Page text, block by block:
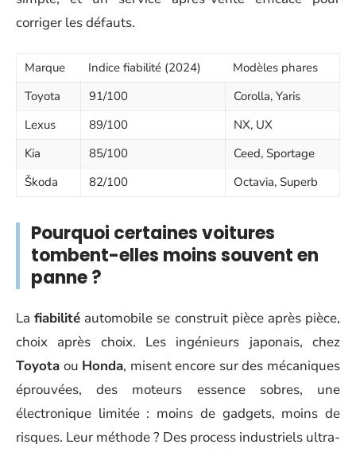
corriger les défauts.
Marque Indice fiabilité (2024)
Modèles phares
Toyota
91/100
Corolla, Yaris
Lexus
89/100
NX, UX
Kia
85/100
Ceed, Sportage
Škoda
82/100 Octavia, Superb
Pourquoi certaines voitures
tombent-elles moins souvent en
panne ?
Lafiabilité automobile se construit pièce après pièce,
choix après choix. Les ingénieurs japonais, chez
Toyota ou Honda, misent encore sur des mécaniques
éprouvées, des moteurs essence sobres, une
électronique limitée : moins de gadgets, moins de
risques. Leur méthode ? Des process industriels ultra-